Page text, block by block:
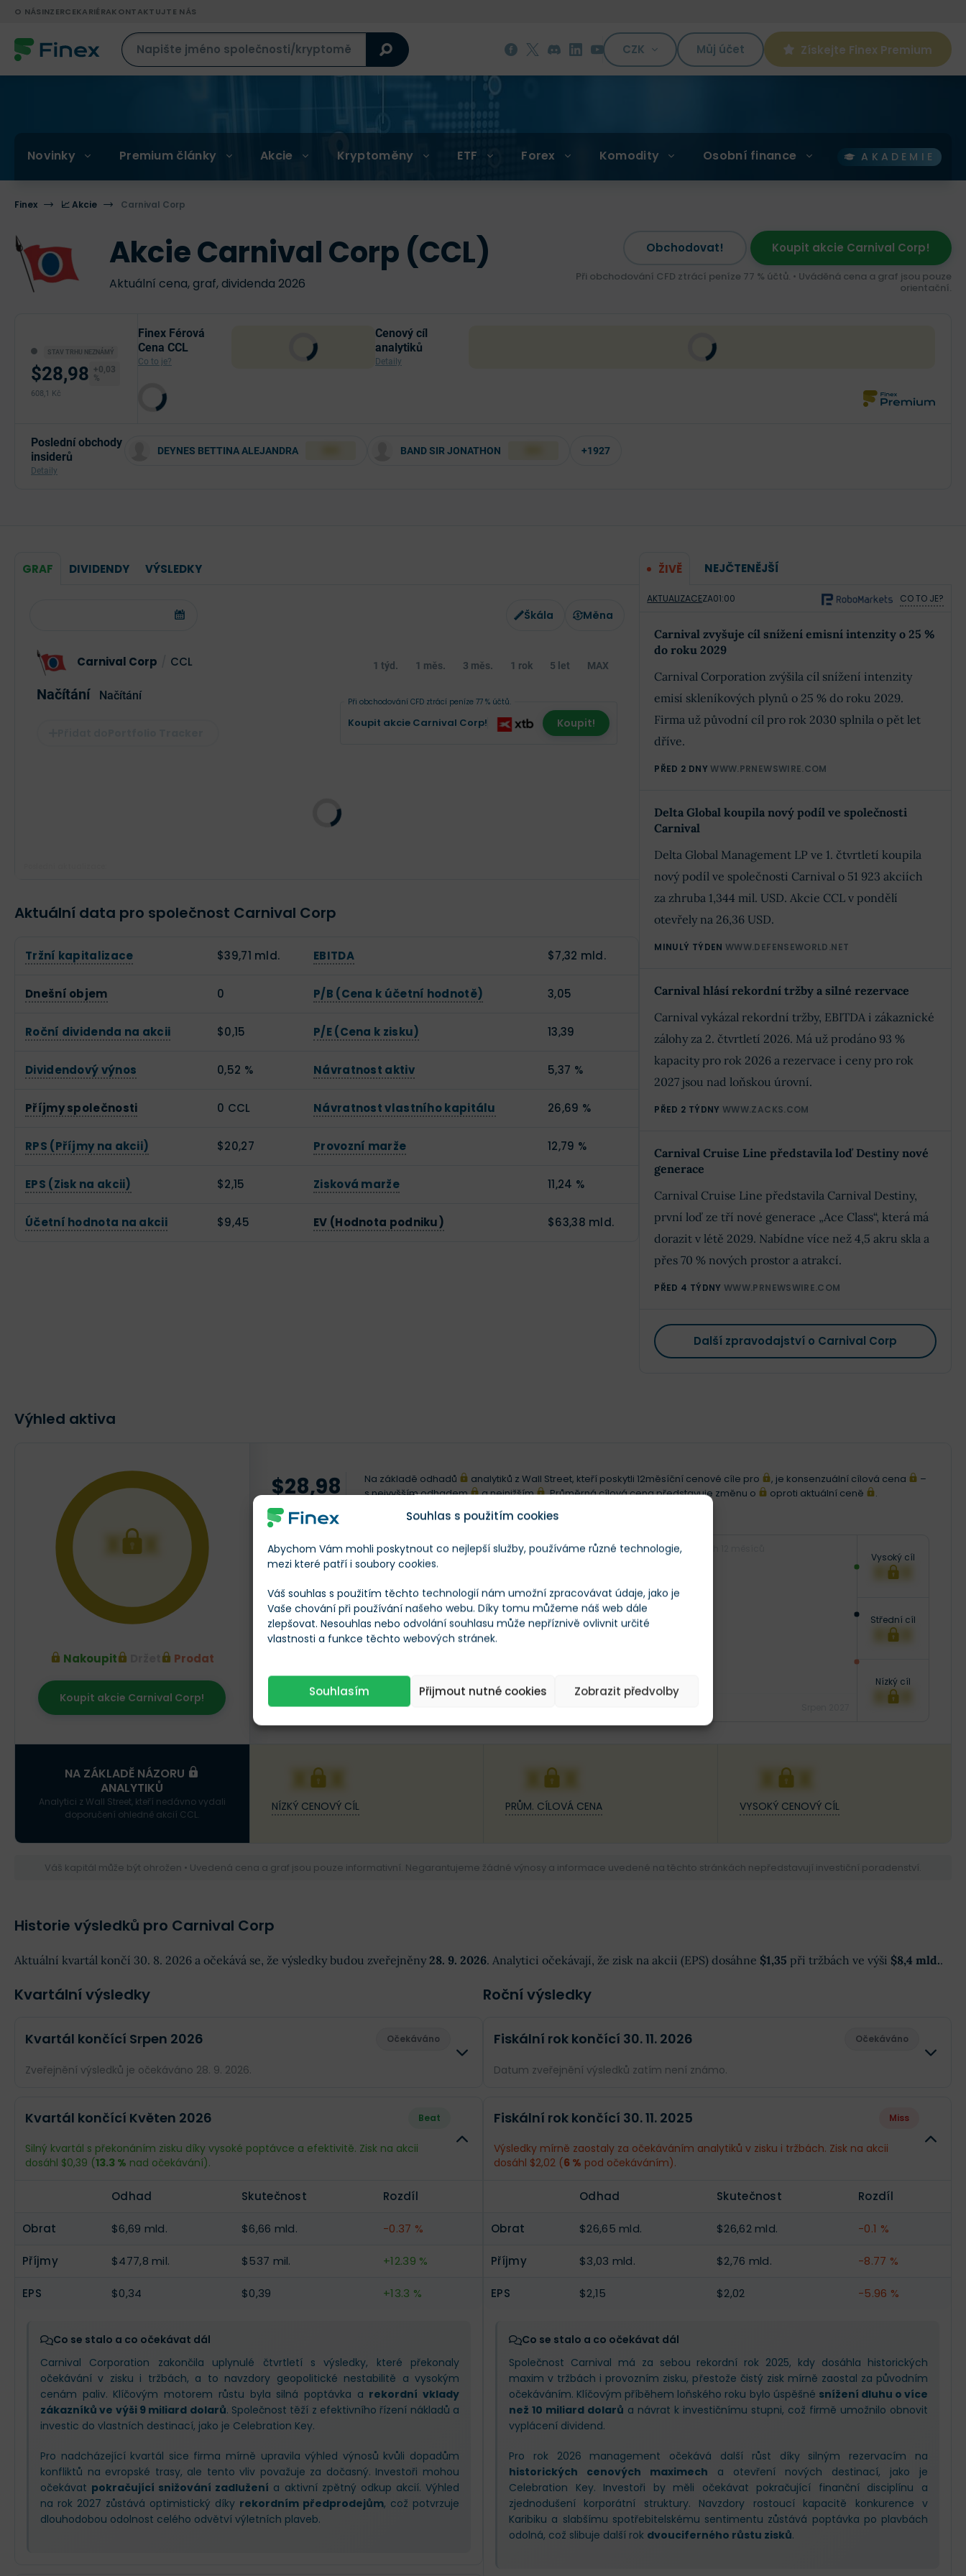
Souhlas s použitím cookies
Abychom Vám mohli poskytnout co nejlepší služby, používáme různé technologie,
mezi které patří i soubory cookies.
Váš souhlas s použitím těchto technologií nám umožní zpracovávat údaje, jako je
Vaše chování při používání našeho webu. Díky tomu můžeme náš web dále
zlepšovat. Nesouhlas nebo odvolání souhlasu může nepříznivě ovlivnit určité
vlastnosti a funkce těchto webových stránek.
Souhlasím Přijmout nutné cookies Zobrazit předvolby
O NÁSINZERCEKARIÉRAKONTAKTUJTE NÁS
CZK Můj účet Získejte Finex Premium
Novinky Premium články Akcie Kryptoměny ETF Forex Komodity Osobní finance AKADEMIE
Finex 📈 Akcie Carnival Corp
Akcie Carnival Corp (CCL)
Aktuální cena, graf, dividenda 2026
Obchodovat! Koupit akcie Carnival Corp!
Při obchodování CFD ztrácí peníze 77 % účtů. • Uváděná cena a graf jsou pouze
orientační.
STAV TRHU NEZNÁMÝ
$28,98 +0,03
%
608,1 Kč
Finex Férová
Cena CCL
Co to je?
Cenový cíl
analytiků
Detaily
Poslední obchody
insiderů
Detaily
DEYNES BETTINA ALEJANDRA BAND SIR JONATHON +1927
GRAF DIVIDENDY VÝSLEDKY
Škála Měna
Carnival Corp CCL
Načítání Načítání
1 týd. 1 měs. 3 měs. 1 rok 5 let MAX
Koupit akcie Carnival Corp!
Při obchodování CFD ztrácí peníze 77 % účtů.
Koupit!
Aktuální data pro společnost Carnival Corp
Tržní kapitalizace $39,71 mld. EBITDA $7,32 mld.
Dnešní objem 0 P/B (Cena k účetní hodnotě) 3,05
Roční dividenda na akcii $0,15 P/E (Cena k zisku) 13,39
Dividendový výnos 0,52 % Návratnost aktiv 5,37 %
Příjmy společnosti 0 CCL Návratnost vlastního kapitálu 26,69 %
RPS (Příjmy na akcii) $20,27 Provozní marže 12,79 %
EPS (Zisk na akcii) $2,15 Zisková marže 11,24 %
Účetní hodnota na akcii $9,45 EV (Hodnota podniku) $63,38 mld.
ŽIVĚ NEJČTENĚJŠÍ
AKTUALIZACEZA01:00 CO TO JE?
Carnival zvyšuje cíl snížení emisní intenzity o 25 %
do roku 2029
Carnival Corporation zvýšila cíl snížení intenzity
emisí skleníkových plynů o 25 % do roku 2029.
Firma už původní cíl pro rok 2030 splnila o pět let
dříve.
PŘED 2 DNY WWW.PRNEWSWIRE.COM
Delta Global koupila nový podíl ve společnosti
Carnival
Delta Global Management LP ve 1. čtvrtletí koupila
nový podíl ve společnosti Carnival o 51 923 akciích
za zhruba 1,344 mil. USD. Akcie CCL v pondělí
otevřely na 26,36 USD.
MINULÝ TÝDEN WWW.DEFENSEWORLD.NET
Carnival hlásí rekordní tržby a silné rezervace
Carnival vykázal rekordní tržby, EBITDA i zákaznické
zálohy za 2. čtvrtletí 2026. Má už prodáno 93 %
kapacity pro rok 2026 a rezervace i ceny pro rok
2027 jsou nad loňskou úrovní.
PŘED 2 TÝDNY WWW.ZACKS.COM
Carnival Cruise Line představila loď Destiny nové
generace
Carnival Cruise Line představila Carnival Destiny,
první loď ze tří nové generace „Ace Class“, která má
dorazit v létě 2029. Nabídne více než 4,5 akru skla a
přes 70 % nových prostor a atrakcí.
PŘED 4 TÝDNY WWW.PRNEWSWIRE.COM
Další zpravodajství o Carnival Corp
Výhled aktiva
XXX
Nakoupit Prodat
Koupit akcie Carnival Corp!
$28,98
AKTUÁLNÍ CENA
Na základě odhadů analytiků z Wall Street, kteří poskytli 12měsíční cenové cíle pro , je konsenzuální cílová cena
–
s nejvyšším odhadem
a nejnižším . Průměrná cílová cena představuje změnu o oproti aktuální ceně .
Posl. 12 měs. Následujících 12 měsíců
Srpen 2025
Vysoký cíl
XXX
Střední cíl
XXX
Nízký cíl
XXX
NA ZÁKLADĚ NÁZORU
ANALYTIKŮ
Analytici z Wall Street, kteří nedávno vydali
doporučení ohledně akcií CCL.
XXX
NÍZKÝ CENOVÝ CÍL
XXX
PRŮM. CÍLOVÁ CENA
XXX
VYSOKÝ CENOVÝ CÍL
Váš kapitál může být ohrožen • Uvedená cena a graf jsou pouze informativní. Negarantujeme žádné výnosy a informace uvedené na těchto stránkách nepředstavují investiční poradenství.
Historie výsledků pro Carnival Corp
Aktuální kvartál končí 30. 8. 2026 a očekává se, že výsledky budou zveřejněny 28. 9. 2026. Analytici očekávají, že zisk na akcii (EPS) dosáhne $1,35 při tržbách ve výši $8,4 mld..
Kvartální výsledky
Kvartál končící Srpen 2026 Očekáváno
Zveřejnění výsledků je očekáváno 28. 9. 2026.
Příjmy $1,88 mld.
$1,35 -- --
Kvartál končící Květen 2026 Beat
Silný kvartál s překonáním zisku díky vysoké poptávce a efektivitě. Zisk na akcii
dosáhl $0,39 (13.3 % nad očekávání).
Odhad Skutečnost Rozdíl
Obrat $6,69 mld. $6,66 mld. -0.37 %
Příjmy $477,8 mil. $537 mil. +12.39 %
EPS $0,34 $0,39 +13.3 %
Co se stalo a co očekávat dál
Carnival Corporation zakončila uplynulé čtvrtletí s výsledky, které překonaly
očekávání v zisku i tržbách, a to navzdory geopolitické nestabilitě a vysokým
cenám paliv. Klíčovým motorem růstu byla silná poptávka a rekordní vklady
zákazníků ve výši 9 miliard dolarů. Společnost těží z efektivního řízení nákladů a
investic do vlastních destinací, jako je Celebration Key.
Pro nadcházející kvartál sice firma mírně upravila výhled výnosů kvůli dopadům
konfliktů na evropské trasy, ale tento vliv považuje za dočasný. Investoři mohou
očekávat pokračující snižování zadlužení a aktivní zpětný odkup akcií. Výhled
na rok 2027 zůstává optimistický díky rekordním předprodejům, což potvrzuje
dlouhodobou odolnost celého odvětví výletních plaveb.
Roční výsledky
Fiskální rok končící 30. 11. 2026 Očekáváno
Datum zveřejnění výsledků zatím není známo.
Příjmy $3,03 mld.
$2,24 -- --
Fiskální rok končící 30. 11. 2025 Miss
Výsledky mírně zaostaly za očekáváním analytiků v zisku i tržbách. Zisk na akcii
dosáhl $2,02 (6 % pod očekáváním).
Odhad Skutečnost Rozdíl
Obrat $26,65 mld. $26,62 mld. -0.1 %
Příjmy $3,03 mld. $2,76 mld. -8.77 %
EPS $2,15 $2,02 -5.96 %
Co se stalo a co očekávat dál
Společnost Carnival má za sebou rekordní rok 2025, kdy dosáhla historických
maxim v tržbách i provozním zisku, přestože čistý zisk mírně zaostal za původním
očekáváním. Klíčovým příběhem loňského roku bylo úspěšné snížení dluhu o více
než 10 miliard dolarů a návrat k investičnímu stupni, což firmě umožnilo obnovit
vyplácení dividend.
Pro rok 2026 management očekává další růst díky silným rezervacím na
historických cenových maximech a otevření nových destinací, jako je
Celebration Key. Investoři by měli očekávat pokračující finanční disciplínu a
zjednodušení korporátní struktury. Navzdory rostoucí kapacitě konkurence v
Karibiku a slabšímu spotřebitelskému sentimentu zůstává poptávka po plavbách
odolná, což slibuje další rok dvouciferného růstu zisků.